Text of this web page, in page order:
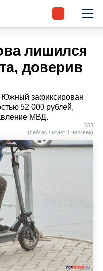
лишился
доверив
Южный зафиксирован
52 000 рублей,
МВД.
553
(сейчас читает 1 человек)